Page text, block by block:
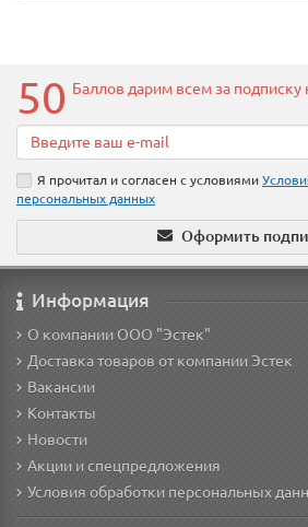
50 Баллов дарим всем за подписку
Я прочитал и согласен с условиями
персональных данных
Оформить
Информация
О компании ООО "Эстек"
Доставка товаров от компании Эстек
Вакансии
Контакты
Новости
Акции и спецпредложения
Условия обработки персональных